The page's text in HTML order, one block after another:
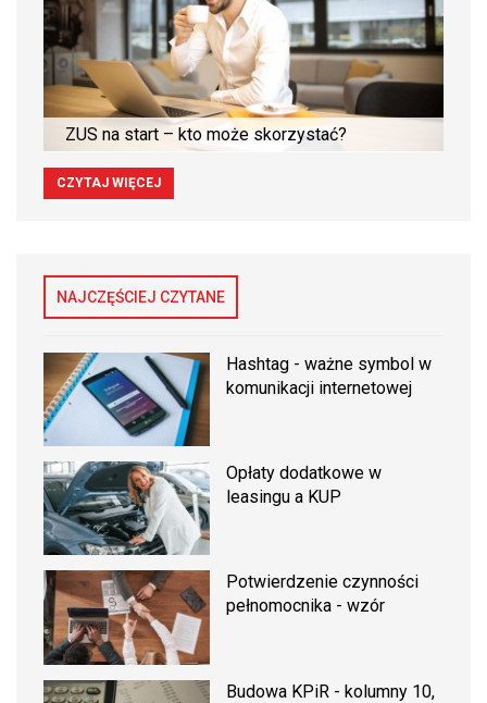
ZUS na start – kto może skorzystać?
CZYTAJ WIĘCEJ
NAJCZĘŚCIEJ CZYTANE
Hashtag - ważne symbol w
komunikacji internetowej
Opłaty dodatkowe w
leasingu a KUP
Potwierdzenie czynności
pełnomocnika - wzór
Budowa KPiR - kolumny 10,